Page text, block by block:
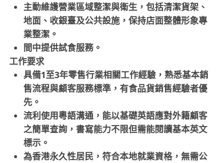
主動維護營業區域整潔與衛生，包括清潔貨架、
地面、收銀臺及公共設施，保持店面整體形象專
業整潔。
間中提供試食服務。
工作要求
具備1至3年零售行業相關工作經驗，熟悉基本銷
售流程與顧客服務標準，有食品貨銷售經驗者優
先。
流利使用粵語溝通，能以基礎英語應對外籍顧客
之簡單查詢，書寫能力不限但需能閱讀基本英文
標示。
為香港永久性居民，符合本地就業資格，無需公